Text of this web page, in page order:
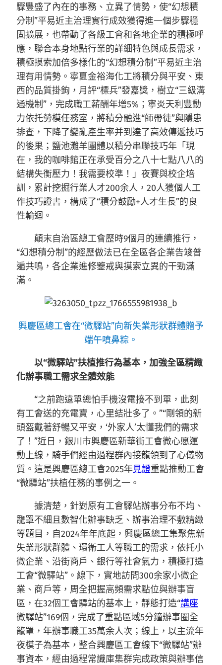
驟豐盛了內在的事務、立異了情勢，使“幻想積
分制”平易近主治理實行成效獲得進一個步驟穩
固擴展，也帶動了各級工會和各地企業的積極呼
應，聯合本身地點行業的詳細特色與成長需求，
積極摸索加倍多樣化的“幻想積分制”平易近主治
理有用情勢。寧夏金裕海化工將積分與平安、東
西的品質掛鉤，月評“標兵”發嘉獎，樹立“三級溝
通機制”，完成職工薪酬年增5%；寧炎天利豐動
力依托勞模任務室，將積分融進“師帶徒”與隱患
排查，下降了變亂產生率并到達了高效傳遞技巧
的後果；鹽池灘羊團體以積分串聯技巧年「現
在，我的咖啡館正在承受百分之八十七點八八的
結構失衡壓力！我需要校準！」夜賽與校企培
訓，累計挖掘行業人才200余人，20人獲個人工
作技巧證書，構成了“積分鼓勵+人才生長”的良
性輪迴。
顛末自治區總工會歷時9個月的連續推行，
“幻想積分制”的經歷做法已在全區各企業告竣普
遍共鳴，各企業進修鑒戒與摸索立異的干勁滿
滿。
興慶區總工會在“微驛站”向新失業形狀群體贈予
端午噴鼻粽。
以“微驛站”扶植推行為基本，加強全區精緻
化辦事職工需求全體效能
“之前跑遠單總怕手機沒電接不到單，此刻
有工會送的充電寶，心里結壯多了。”“剛領的新
頭盔戴著舒暢又平安，‘外家人’太懂我們的需求
了！”近日，銀川市興慶區新華街工會微心愿運
動上線，騎手們經由過程群內接龍領到了心儀物
質。這是興慶區總工會2025年見證重點推動工會
“微驛站”扶植任務的事例之一。
據清楚，針對原有工會驛站辦事分布不均、
籠罩不細且數智化辦事缺乏、辦事治理不敷精緻
等題目，自2024年年底起，興慶區總工集聚焦新
失業形狀群體、環衛工人等職工的需求，依托小
微企業、沿街商戶、銀行等社會氣力，積極打造
工會“微驛站”。線下，實地訪問300余家小微企
業、商戶等，周全把握高頻需求點位與辦事盲
區，在32個工會驛站的基本上，靜態打造“講座
微驛站”169個，完成了重點區域5分鐘辦事圈全
籠罩，年辦事職工35萬余人次；線上，以主流年
夜模子為基本，整合興慶區工會線下“微驛站”辦
事資本，經由過程常識庫集群完成政策與辦事信